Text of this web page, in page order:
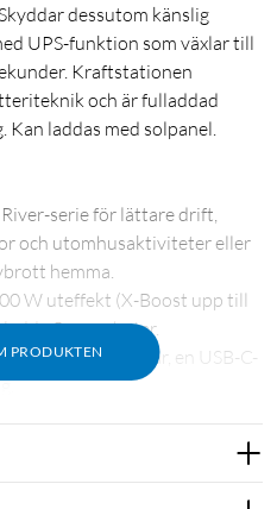
dessutom känslig
UPS-funktion som växlar till
Kraftstationen
och är fulladdad
Kan laddas med solpanel.
PRODUKTEN
serie för lättare drift,
och utomhusaktiviteter eller
hemma.
W uteffekt (X-Boost upp till
flera enheter.
två USB-A-portar, en USB-C-
en timme vid AC-laddning.